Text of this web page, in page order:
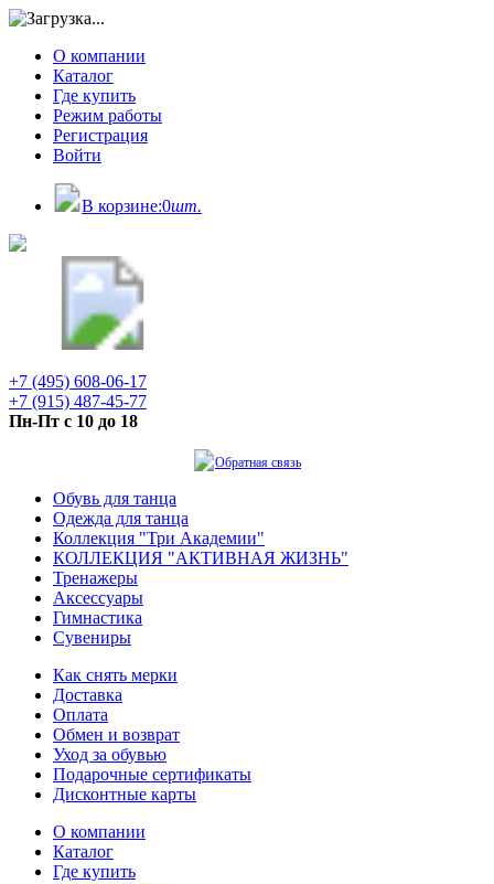
О компании
Каталог
Где купить
Режим работы
Регистрация
Войти
В корзине:0шт.
+7 (495) 608-06-17
+7 (915) 487-45-77
Пн-Пт с 10 до 18
Обратная связь
Обувь для танца
Одежда для танца
Коллекция "Три Академии"
КОЛЛЕКЦИЯ "АКТИВНАЯ ЖИЗНЬ"
Тренажеры
Аксессуары
Гимнастика
Сувениры
Как снять мерки
Доставка
Оплата
Обмен и возврат
Уход за обувью
Подарочные сертификаты
Дисконтные карты
О компании
Каталог
Где купить